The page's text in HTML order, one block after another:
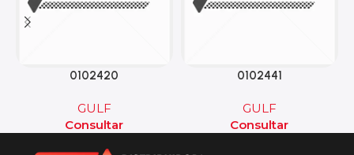
0102420
GULF
Consultar
0102441
GULF
Consultar